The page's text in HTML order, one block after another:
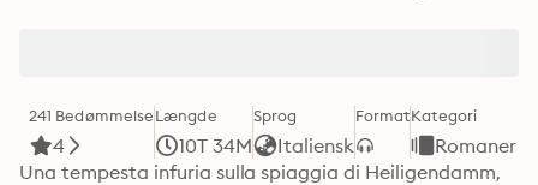
241 Bedømmelse
4
Længde
10T 34M
Sprog
Italiensk
FormatKategori
Romaner
Una tempesta infuria sulla spiaggia di Heiligendamm,